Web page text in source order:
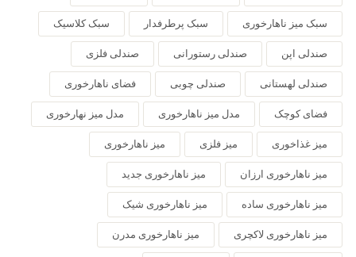
سبک میز ناهارخوری سبک پرطرفدار سبک کلاسیک
صندلی اپن صندلی رستورانی صندلی فلزی
صندلی لهستانی صندلی چوبی فضای ناهارخوری
فضای کوچک مدل میز ناهارخوری مدل میز نهارخوری
میز غذاخوری میز فلزی میز ناهارخوری
میز ناهارخوری ارزان میز ناهارخوری جدید
میز ناهارخوری ساده میز ناهارخوری شیک
میز ناهارخوری لاکچری میز ناهارخوری مدرن